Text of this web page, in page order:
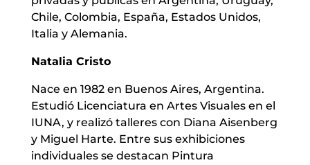
Chile, Colombia, España, Estados Unidos,
Italia y Alemania.
Natalia Cristo
Nace en 1982 en Buenos Aires, Argentina.
Estudió Licenciatura en Artes Visuales en el
IUNA, y realizó talleres con Diana Aisenberg
y Miguel Harte. Entre sus exhibiciones
individuales se destacan Pintura